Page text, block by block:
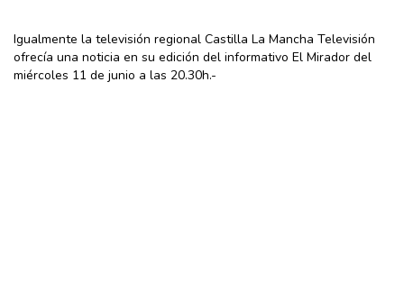
Igualmente la televisión regional Castilla La Mancha Televisión
ofrecía una noticia en su edición del informativo El Mirador del
miércoles 11 de junio a las 20.30h.-